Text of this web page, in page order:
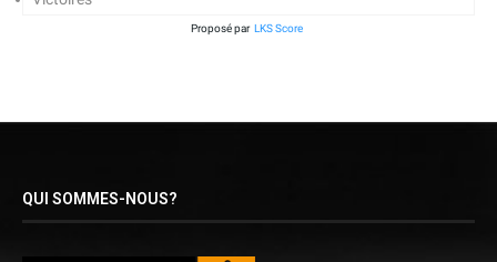
Proposé par LKS Score
QUI SOMMES-NOUS?